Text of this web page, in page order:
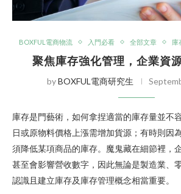
BOXFUL電商物流 入門必看 全部文章 庫
聚焦庫存強化管理，企業資
byBOXFUL電商研究生
庫存是門藝術，如何拿捏適當的庫存量並不
日或原物料價格上漲需增加貨源；有時則因
須降低某項商品的庫存。魔鬼藏在細節裡，
甚至會影響營收數字，因此無論是製造業、
認識且建立庫存及庫存管理概念相當重要。